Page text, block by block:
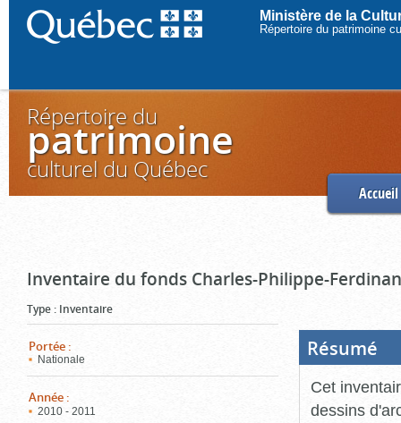
Ministère de la
Répertoire du patrimoine
Répertoire du
patrimoine
culturel du Québec
Accueil
Inventaire du fonds Charles-Philippe-
Type : Inventaire
Portée :
Nationale
Année :
2010 - 2011
Résumé
Cet
dessins